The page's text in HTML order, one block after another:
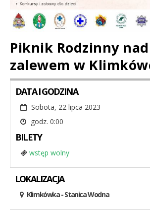
Piknik Rodzinny nad
zalewem w
DATA I GODZINA
Sobota, 22 lipca 2023
godz. 0:00
BILETY
wstęp wolny
LOKALIZACJA
Klimkówka - Stanica Wodna